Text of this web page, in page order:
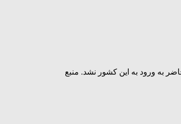
به ورود به این کشور نشد. منبع